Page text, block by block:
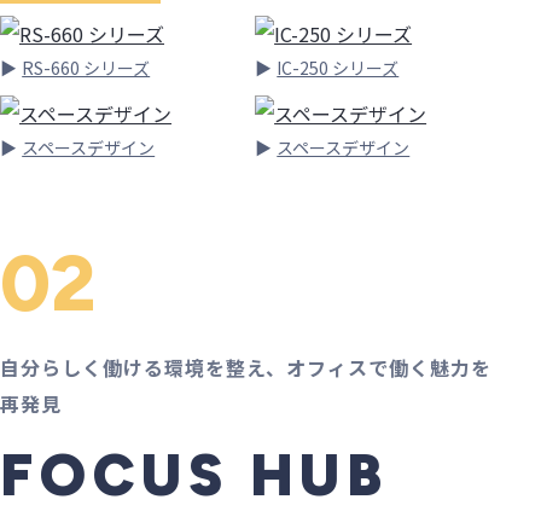
RS-660 シリーズ IC-250 シリーズ
スペースデザイン スペースデザイン
02
自分らしく働ける環境を整え、オフィスで働く魅力を
再発見
FOCUS HUB